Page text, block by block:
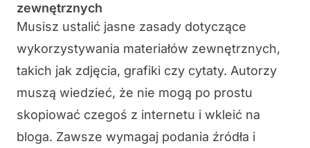
zewnętrznych
Musisz ustalić jasne zasady dotyczące
wykorzystywania materiałów zewnętrznych,
takich jak zdjęcia, grafiki czy cytaty. Autorzy
muszą wiedzieć, że nie mogą po prostu
skopiować czegoś z internetu i wkleić na
bloga. Zawsze wymagaj podania źródła i